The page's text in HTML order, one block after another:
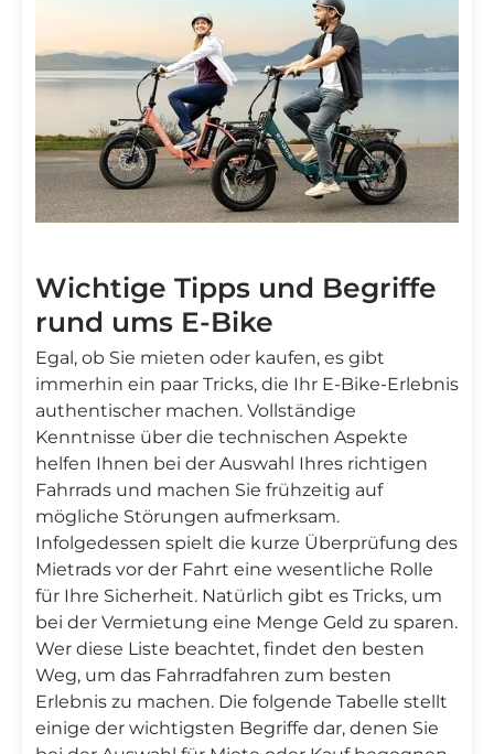
Wichtige Tipps und Begriffe
rund ums E-Bike
Egal, ob Sie mieten oder kaufen, es gibt
immerhin ein paar Tricks, die Ihr E-Bike-Erlebnis
authentischer machen. Vollständige
Kenntnisse über die technischen Aspekte
helfen Ihnen bei der Auswahl Ihres richtigen
Fahrrads und machen Sie frühzeitig auf
mögliche Störungen aufmerksam.
Infolgedessen spielt die kurze Überprüfung des
Mietrads vor der Fahrt eine wesentliche Rolle
für Ihre Sicherheit. Natürlich gibt es Tricks, um
bei der Vermietung eine Menge Geld zu sparen.
Wer diese Liste beachtet, findet den besten
Weg, um das Fahrradfahren zum besten
Erlebnis zu machen. Die folgende Tabelle stellt
einige der wichtigsten Begriffe dar, denen Sie